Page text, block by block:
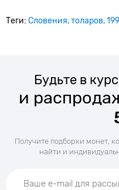
Теги: Словения толаров
Будьте в
и
Получите подборки монет,
найти и